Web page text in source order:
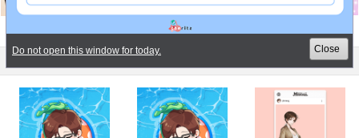
Do not open this window for today. Close
Do not open this window for today. Close